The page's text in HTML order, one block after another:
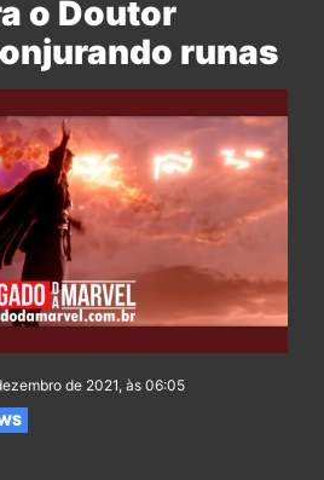
o Doutor
runas
de 2021, às 06:05